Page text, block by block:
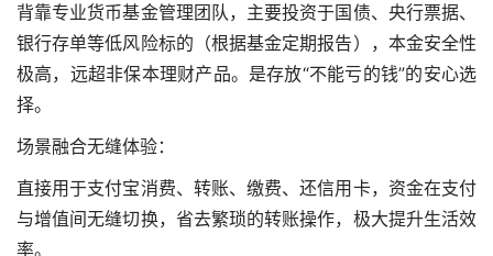
背靠专业货币基金管理团队，主要投资于国债、央行票据、
银行存单等低风险标的（根据基金定期报告），本金安全性
极高，远超非保本理财产品。是存放“不能亏的钱”的安心选
择。
场景融合无缝体验：
直接用于支付宝消费、转账、缴费、还信用卡，资金在支付
与增值间无缝切换，省去繁琐的转账操作，极大提升生活效
率。